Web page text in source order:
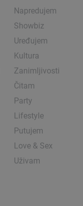
Napredujem
Showbiz
Uređujem
Kultura
Zanimljivosti
Čitam
Party
Lifestyle
Putujem
Love & Sex
Uživam